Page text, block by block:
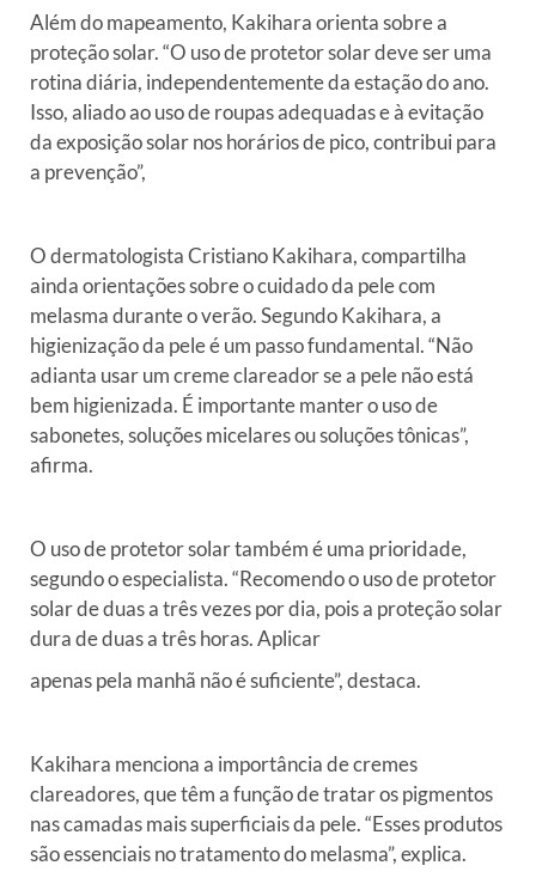
Além do mapeamento, Kakihara orienta sobre a
proteção solar. “O uso de protetor solar deve ser uma
rotina diária, independentemente daestação do ano.
Isso, aliado ao uso de roupas adequadas e àevitação
da exposição solar nos horários de pico, contribui para
a prevenção”,
O dermatologista Cristiano Kakihara, compartilha
ainda orientaçõessobre o cuidado da pele com
melasma durante o verão. Segundo Kakihara,a
higienização da pele é um passo fundamental. “Não
adianta usarum creme clareador se a pele não está
bem higienizada. É importantemanter o uso de
sabonetes, soluções micelares ou soluçõestônicas”,
afirma.
O uso de protetor solar também é uma prioridade,
segundo oespecialista. “Recomendo o uso de protetor
solar de duas a três vezespor dia, pois a proteção solar
dura de duas a três horas. Aplicar
apenas pela manhã não é suficiente”, destaca.
Kakihara menciona a importância de cremes
clareadores, que têm afunção de tratar os pigmentos
nas camadas mais superficiais da pele.“Esses produtos
são essenciais no tratamento do melasma”, explica.